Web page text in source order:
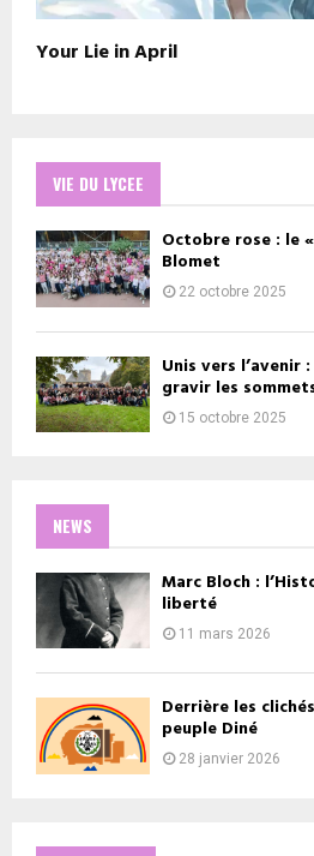
Your Lie in April
VIE DU LYCEE
Octobre rose : le
Blomet
22 octobre 2025
Unis vers l’avenir
gravir les
15 octobre 2025
NEWS
Marc Bloch :
liberté
11 mars 2026
Derrière les
peuple Diné
28 janvier 2026